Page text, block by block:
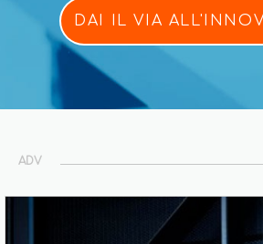
DAI IL VIA
ADV